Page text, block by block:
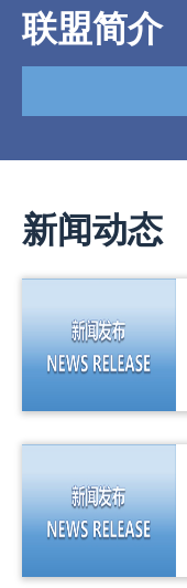
联盟简介
新闻动态